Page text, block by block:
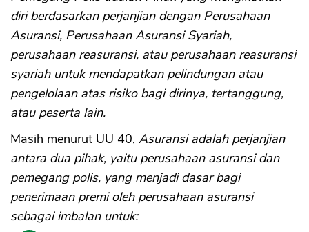
diri berdasarkan perjanjian dengan Perusahaan
Asuransi, Perusahaan Asuransi Syariah,
perusahaan reasuransi, atau perusahaan reasuransi
syariah untuk mendapatkan pelindungan atau
pengelolaan atas risiko bagi dirinya, tertanggung,
atau peserta lain.
Masih menurut UU 40, Asuransi adalah perjanjian
antara dua pihak, yaitu perusahaan asuransi dan
pemegang polis, yang menjadi dasar bagi
penerimaan premi oleh perusahaan asuransi
sebagai imbalan untuk: